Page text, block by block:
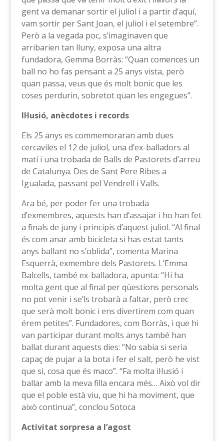
gent va demanar sortir el juliol i a partir d’aquí,
vam sortir per Sant Joan, el juliol i el setembre”.
Però a la vegada poc, s’imaginaven que
arribarien tan lluny, exposa una altra
fundadora, Gemma Borràs: “Quan comences un
ball no ho fas pensant a 25 anys vista, però
quan passa, veus que és molt bonic que les
coses perdurin, sobretot quan les engegues”.
Il·lusió, anècdotes i records
Els 25 anys es commemoraran amb dues
cercaviles el 12 de juliol, una d’ex-balladors al
matí i una trobada de Balls de Pastorets d’arreu
de Catalunya. Des de Sant Pere Ribes a
Igualada, passant pel Vendrell i Valls.
Ara bé, per poder fer una trobada
d’exmembres, aquests han d’assajar i ho han fet
a finals de juny i principis d’aquest juliol. “Al final
és com anar amb bicicleta si has estat tants
anys ballant no s’oblida”, comenta Marina
Esquerrà, exmembre dels Pastorets. L’Emma
Balcells, també ex-balladora, apunta: “Hi ha
molta gent que al final per qüestions personals
no pot venir i se’ls trobarà a faltar, però crec
que serà molt bonic i ens divertirem com quan
érem petites”. Fundadores, com Borràs, i que hi
van participar durant molts anys també han
ballat durant aquests dies: “No sabia si seria
capaç de pujar a la bota i fer el salt, però he vist
que si, cosa que és maco”. “Fa molta il·lusió i
ballar amb la meva filla encara més… Això vol dir
que el poble està viu, que hi ha moviment, que
això continua”, conclou Sotoca
Activitat sorpresa a l’agost